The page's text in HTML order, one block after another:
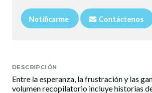
Notificarme Contáctenos
DESCRIPCIÓN
Entre la esperanza, la frustración y las
volumen recopilatorio incluye historias